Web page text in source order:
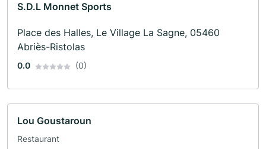
S.D.L Monnet Sports
Place des Halles, Le Village La Sagne, 05460
Abriès-Ristolas
0.0 (0)
Lou Goustaroun
Restaurant